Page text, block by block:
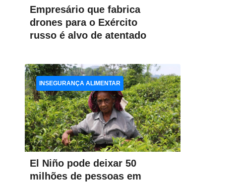
Empresário que fabrica
drones para o Exército
russo é alvo de atentado
El Niño pode deixar 50
milhões de pessoas em
INSEGURANÇA ALIMENTAR